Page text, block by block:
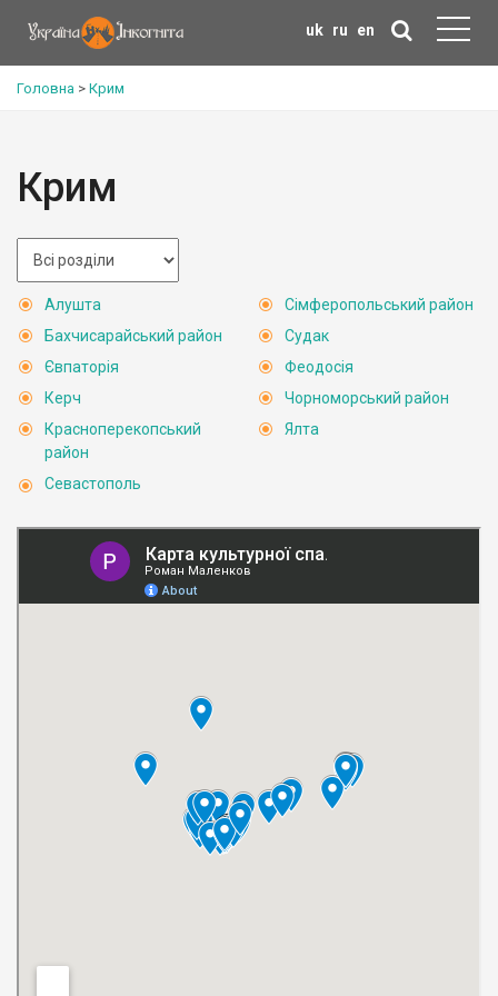
uk ru en
Головна > Крим
Крим
Алушта
Бахчисарайський район
Євпаторія
Керч
Красноперекопський
район
Севастополь
Сімферопольський район
Судак
Феодосія
Чорноморський район
Ялта